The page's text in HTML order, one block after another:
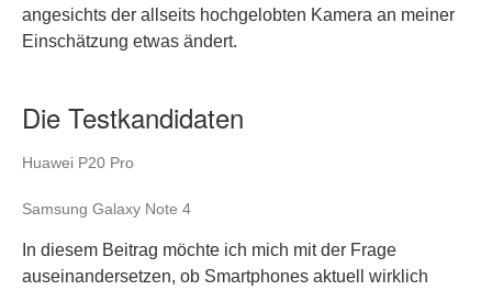
angesichts der allseits hochgelobten Kamera an meiner
Einschätzung etwas ändert.
Die Testkandidaten
Huawei P20 Pro
Samsung Galaxy Note 4
In diesem Beitrag möchte ich mich mit der Frage
auseinandersetzen, ob Smartphones aktuell wirklich